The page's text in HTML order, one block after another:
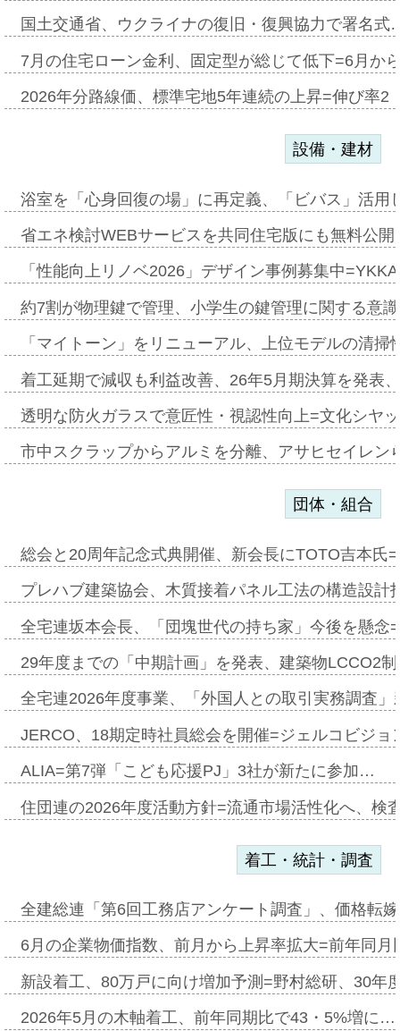
国土交通省、ウクライナの復旧・復興協力で署名
7月の住宅ローン金利、固定型が総じて低下=6月か
2026年分路線価、標準宅地5年連続の上昇=伸び率
設備・建材
浴室を「心身回復の場」に再定義、「ビバス」活
省エネ検討WEBサービスを共同住宅版にも無料公
「性能向上リノベ2026」デザイン事例募集中
約7割が物理鍵で管理、小学生の鍵管理に関する意
「マイトーン」をリニューアル、上位モデルの清
着工延期で減収も利益改善、26年5月期決算を発表
透明な防火ガラスで意匠性・視認性向上=文化シヤ
市中スクラップからアルミを分離、アサヒセイレ
団体・組合
総会と20周年記念式典開催、新会長にTOTO吉本氏
プレハブ建築協会、木質接着パネル工法の構造設
全宅連坂本会長、「団塊世代の持ち家」今後を懸
29年度までの「中期計画」を発表、建築物LCCO2
全宅連2026年度事業、「外国人との取引実務調査
JERCO、18期定時社員総会を開催=ジェルコビジ
ALIA=第7弾「こども応援PJ」3社が新たに参加…
住団連の2026年度活動方針=流通市場活性化へ、検
着工・統計・調査
全建総連「第6回工務店アンケート調査」、価格転
6月の企業物価指数、前月から上昇率拡大=前年同
新設着工、80万戸に向け増加予測=野村総研、30年
2026年5月の木軸着工、前年同期比で43・5%増に…